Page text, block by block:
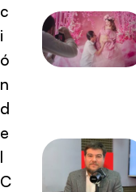
c
i
ó
n
d
e
l
C